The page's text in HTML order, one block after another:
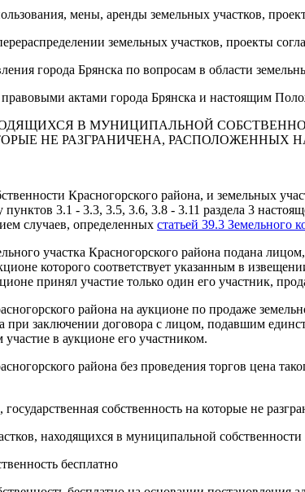
мены, аренды земельных участков,
земельных участков, проекты
города Брянска по вопросам в области
актами города Брянска и настоящим
В МУНИЦИПАЛЬНОЙ
НЕ РАЗГРАНИЧЕНА, РАСПОЛОЖЕННЫХ
Красногорского района, и земельных
3.1 - 3.3, 3.5, 3.6, 3.8 - 3.11 раздела 3
случаев, определенных статьей 39.3 Земельного
участка Красногорского района подана
которого соответствует указанным в
принял участие только один его участник,
района на аукционе по продаже
при заключении договора с лицом, подавшим
в аукционе его участником.
района без проведения торгов цена
собственность на которые не
находящихся в муниципальной собственности
бесплатно